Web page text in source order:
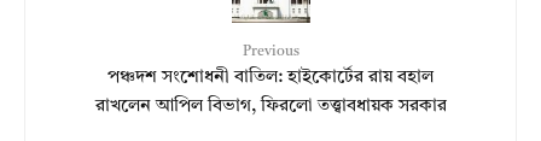
Previous
পঞ্চদশ সংশোধনী বাতিল: হাইকোর্টের রায় বহাল
রাখলেন আপিল বিভাগ, ফিরলো তত্ত্বাবধায়ক সরকার